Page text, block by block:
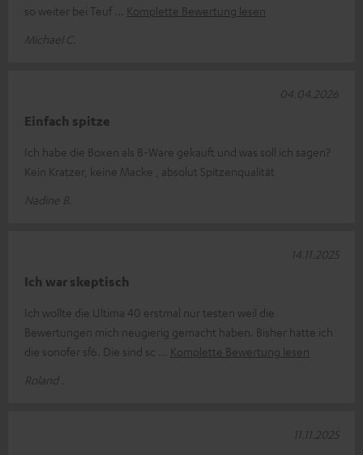
so weiter bei Teuf
Komplette Bewertung lesen
Michael C.
Einfach spitze
Ich habe die Boxen als B-Ware gekauft und was soll ich sagen?
Kein Kratzer, keine Macke , absolut Spitzenqualität
Nadine B.
04.04.2026
Ich war skeptisch
Ich wollte die Ultima 40 erstmal nur testen weil die
Bewertungen mich neugierig gemacht haben. Bisher hatte ich
die sonofer sf6. Die sind sc
Komplette Bewertung lesen
Roland .
14.11.2025
11.11.2025